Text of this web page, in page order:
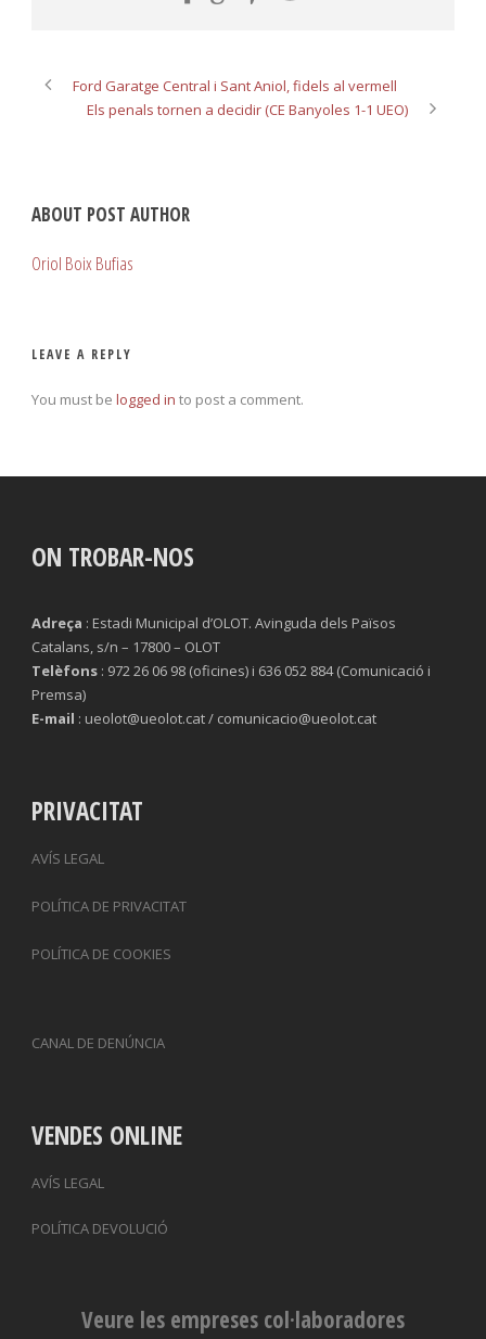
Ford Garatge Central i Sant Aniol, fidels al vermell
Els penals tornen a decidir (CE Banyoles 1-1 UEO)
ABOUT POST AUTHOR
Oriol Boix Bufias
LEAVE A REPLY
You must be logged in to post a comment.
ON TROBAR-NOS
Adreça : Estadi Municipal d’OLOT. Avinguda dels Països
Catalans, s/n – 17800 – OLOT
Telèfons : 972 26 06 98 (oficines) i 636 052 884 (Comunicació i
Premsa)
E-mail : ueolot@ueolot.cat / comunicacio@ueolot.cat
PRIVACITAT
AVÍS LEGAL
POLÍTICA DE PRIVACITAT
POLÍTICA DE COOKIES
CANAL DE DENÚNCIA
VENDES ONLINE
AVÍS LEGAL
POLÍTICA DEVOLUCIÓ
Veure les empreses col·laboradores